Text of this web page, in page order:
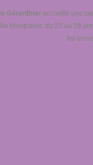
Gérardmeraccueille une
Monplaisir, du 25 au 28
les